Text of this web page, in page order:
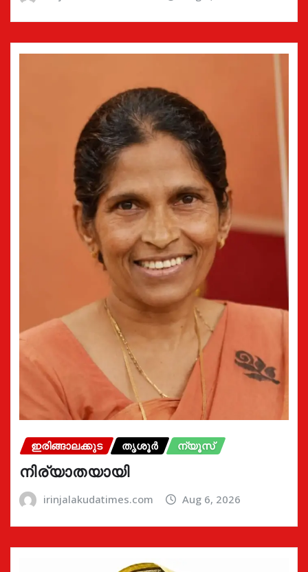
ഇരിങ്ങാലക്കുട തൃശൂർ ന്യൂസ്
നിര്യാതയായി
irinjalakudatimes.com Aug 6, 2026